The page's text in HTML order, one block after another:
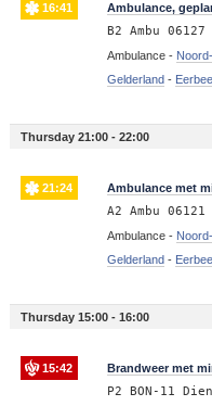
16:41 Ambulance,
B2 Ambu
Ambulance -
Gelderland-
Thursday 21:00 - 22:00
21:24 Ambulance met
A2 Ambu
Ambulance -
Gelderland-
Thursday 15:00 - 16:00
15:42 Brandweer met
P2 BON-11